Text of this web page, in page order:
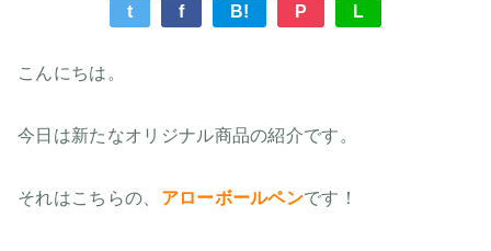
t f B! P L
こんにちは。
今日は新たなオリジナル商品の紹介です。
それはこちらの、 アローボールペンです！